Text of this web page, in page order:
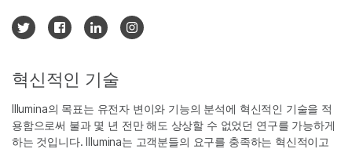
혁신적인 기술
Illumina의 목표는 유전자 변이와 기능의 분석에 혁신적인 기술을 적
용함으로써 불과 몇 년 전만 해도 상상할 수 없었던 연구를 가능하게
하는 것입니다. Illumina는 고객분들의 요구를 충족하는 혁신적이고